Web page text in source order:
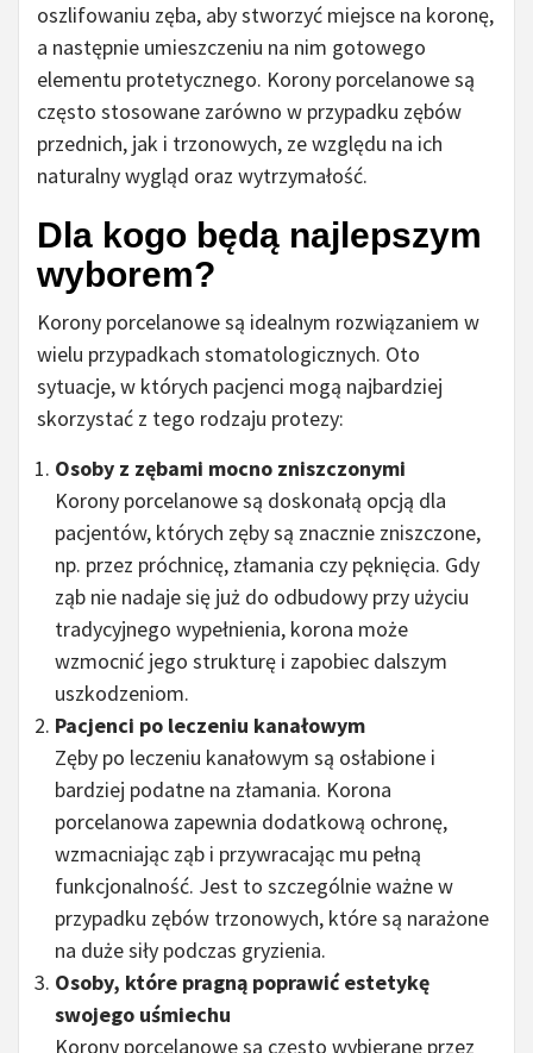
oszlifowaniu zęba, aby stworzyć miejsce na koronę,
a następnie umieszczeniu na nim gotowego
elementu protetycznego. Korony porcelanowe są
często stosowane zarówno w przypadku zębów
przednich, jak i trzonowych, ze względu na ich
naturalny wygląd oraz wytrzymałość.
Dla kogo będą najlepszym
wyborem?
Korony porcelanowe są idealnym rozwiązaniem w
wielu przypadkach stomatologicznych. Oto
sytuacje, w których pacjenci mogą najbardziej
skorzystać z tego rodzaju protezy:
Osoby z zębami mocno zniszczonymi
Korony porcelanowe są doskonałą opcją dla
pacjentów, których zęby są znacznie zniszczone,
np. przez próchnicę, złamania czy pęknięcia. Gdy
ząb nie nadaje się już do odbudowy przy użyciu
tradycyjnego wypełnienia, korona może
wzmocnić jego strukturę i zapobiec dalszym
uszkodzeniom.
Pacjenci po leczeniu kanałowym
Zęby po leczeniu kanałowym są osłabione i
bardziej podatne na złamania. Korona
porcelanowa zapewnia dodatkową ochronę,
wzmacniając ząb i przywracając mu pełną
funkcjonalność. Jest to szczególnie ważne w
przypadku zębów trzonowych, które są narażone
na duże siły podczas gryzienia.
Osoby, które pragną poprawić estetykę
swojego uśmiechu
Korony porcelanowe są często wybierane przez